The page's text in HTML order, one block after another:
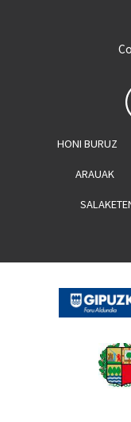
HONI BURUZ
ARAUAK